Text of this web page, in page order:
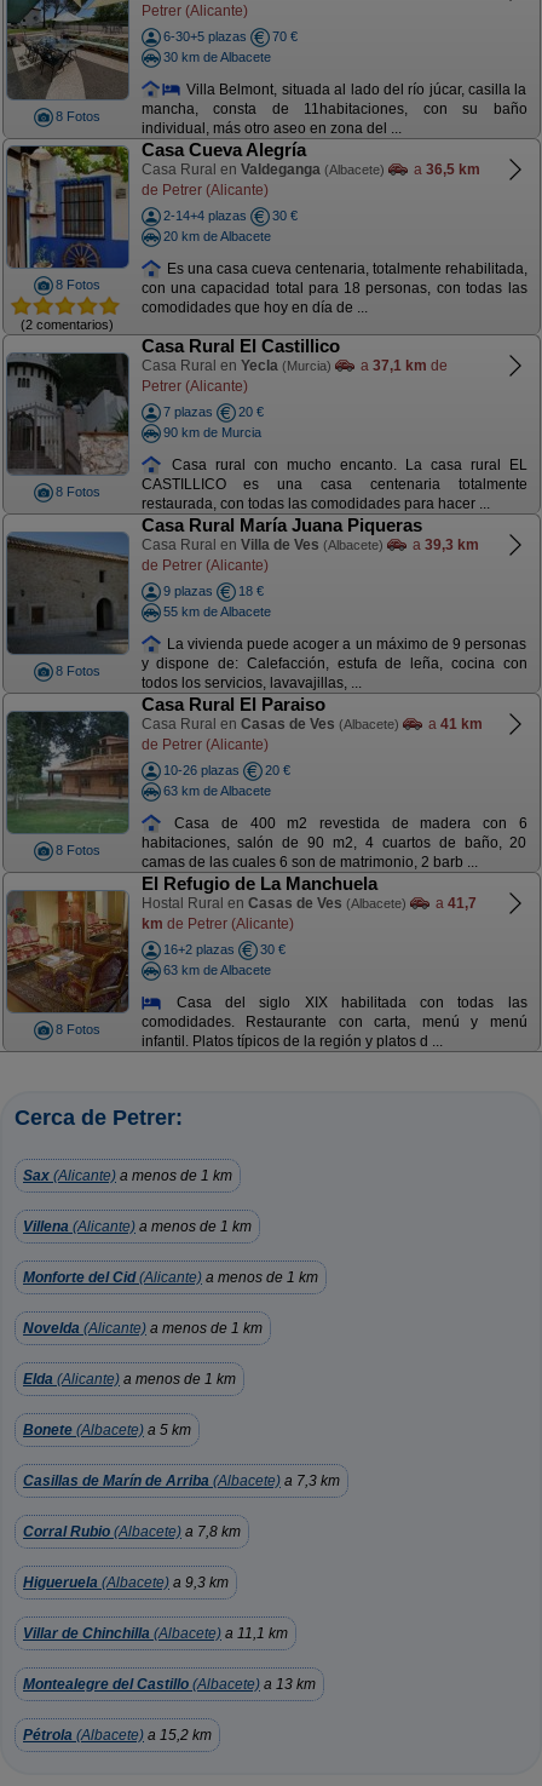
8 Fotos
Petrer (Alicante)
6-30+5 plazas
70 €
30 km de Albacete
Villa Belmont, situada al lado del río júcar, casilla la
mancha, consta de 11habitaciones, con su baño
individual, más otro aseo en zona del ...
8 Fotos
(2 comentarios)
Casa Cueva Alegría
Casa Rural en Valdeganga (Albacete) a 36,5 km
de Petrer (Alicante)
2-14+4 plazas
30 €
20 km de Albacete
Es una casa cueva centenaria, totalmente rehabilitada,
con una capacidad total para 18 personas, con todas las
comodidades que hoy en día de ...
8 Fotos
Casa Rural El Castillico
Casa Rural en Yecla (Murcia) a 37,1 km de
Petrer (Alicante)
7 plazas
20 €
90 km de Murcia
Casa rural con mucho encanto. La casa rural EL
CASTILLICO es una casa centenaria totalmente
restaurada, con todas las comodidades para hacer ...
8 Fotos
Casa Rural María Juana Piqueras
Casa Rural en Villa de Ves (Albacete) a 39,3 km
de Petrer (Alicante)
9 plazas
18 €
55 km de Albacete
La vivienda puede acoger a un máximo de 9 personas
y dispone de: Calefacción, estufa de leña, cocina con
todos los servicios, lavavajillas, ...
8 Fotos
Casa Rural El Paraiso
Casa Rural en Casas de Ves (Albacete) a 41 km
de Petrer (Alicante)
10-26 plazas
20 €
63 km de Albacete
Casa de 400 m2 revestida de madera con 6
habitaciones, salón de 90 m2, 4 cuartos de baño, 20
camas de las cuales 6 son de matrimonio, 2 barb ...
8 Fotos
El Refugio de La Manchuela
Hostal Rural en Casas de Ves (Albacete) a 41,7
km de Petrer (Alicante)
16+2 plazas
30 €
63 km de Albacete
Casa del siglo XIX habilitada con todas las
comodidades. Restaurante con carta, menú y menú
infantil. Platos típicos de la región y platos d ...
Cerca de Petrer:
Sax (Alicante) a menos de 1 km
Villena (Alicante) a menos de 1 km
Monforte del Cid(Alicante) a menos de 1 km
Novelda (Alicante) a menos de 1 km
Elda (Alicante) a menos de 1 km
Bonete (Albacete) a 5 km
Casillas de Marín de Arriba (Albacete) a 7,3 km
Corral Rubio (Albacete) a 7,8 km
Higueruela (Albacete) a 9,3 km
Villar de Chinchilla (Albacete) a 11,1 km
Montealegre del Castillo (Albacete) a 13 km
Pétrola (Albacete) a 15,2 km